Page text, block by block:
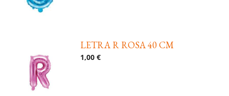
LETRA R ROSA 40 CM
1,00 €